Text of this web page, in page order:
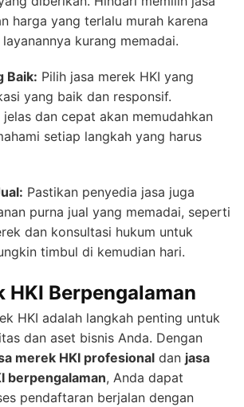
harga yang terlalu murah karena
kurang memadai.
Baik: Pilih jasa merek HKI yang
yang baik dan responsif.
jelas dan cepat akan memudahkan
setiap langkah yang harus
Pastikan penyedia jasa juga
purna jual yang memadai, seperti
dan konsultasi hukum untuk
timbul di kemudian hari.
HKI Berpengalaman
HKI adalah langkah penting untuk
dan aset bisnis Anda. Dengan
merek HKI profesional dan jasa
berpengalaman, Anda dapat
pendaftaran berjalan dengan